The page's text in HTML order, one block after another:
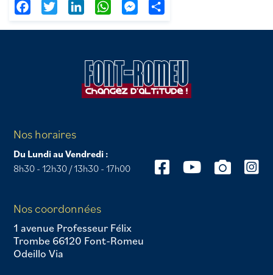
FacebookTwitter LinkedIn WhatsAppMessenger
Nos horaires
Du Lundi au Vendredi :
8h30 - 12h30 / 13h30 - 17h00
Nos coordonnées
1 avenue Professeur Félix
Trombe 66120 Font-Romeu
Odeillo Via